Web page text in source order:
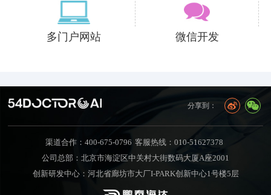
多门户网站 微信开发
分享到：
渠道合作：400-675-0796 客服热线：010-51627378
公司总部：北京市海淀区中关村大街数码大厦A座2001
创新研发中心：河北省廊坊市大厂I-PARK创新中心1号楼5层